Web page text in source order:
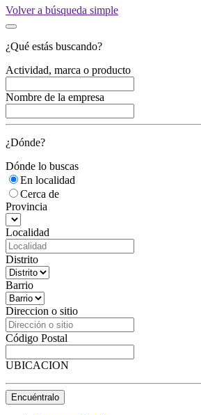
Volver a búsqueda simple
¿Qué estás buscando?
Actividad, marca o producto
Nombre de la empresa
¿Dónde?
Dónde lo buscas
En localidad
Cerca de
Provincia
Localidad
Distrito
Barrio
Direccion o sitio
Código Postal
UBICACION
Encuéntralo